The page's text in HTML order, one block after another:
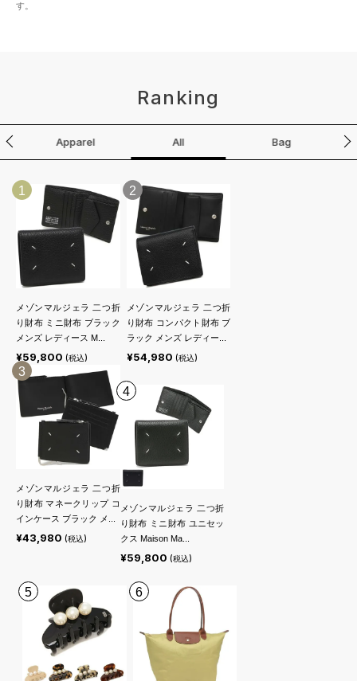
す。
Ranking
Apparel All Bag
1
メゾンマルジェラ 二つ折
り財布 ミニ財布 ブラック
メンズ レディース M...
¥59,800 (税込)
2
メゾンマルジェラ 二つ折
り財布 コンパクト財布 ブ
ラック メンズ レディー...
¥54,980 (税込)
3
メゾンマルジェラ 二つ折
り財布 マネークリップ コ
インケース ブラック メ...
¥43,980 (税込)
4
メゾンマルジェラ 二つ折
り財布 ミニ財布 ユニセッ
クス Maison Ma...
¥59,800 (税込)
5 6